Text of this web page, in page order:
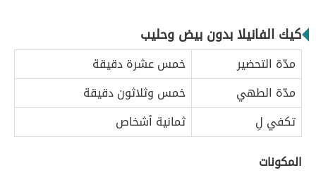
كيك الفانيلا بدون بيض وحليب
مدّة التحضير
خمس عشرة دقيقة
مدّة الطهي
خمس وثلاثون دقيقة
تكفي لِ
ثمانية أشخاص
المكونات